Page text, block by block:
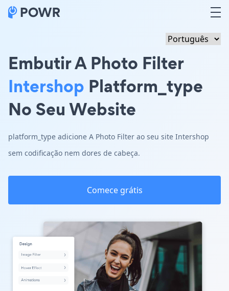
Embutir A Photo Filter
Intershop Platform_type
No Seu Website
platform_type adicione A Photo Filter ao seu site Intershop
sem codificação nem dores de cabeça.
Comece grátis